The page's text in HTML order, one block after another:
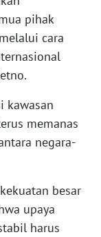
pihak
cara
kawasan
memanas
negara-
besar
upaya
harus